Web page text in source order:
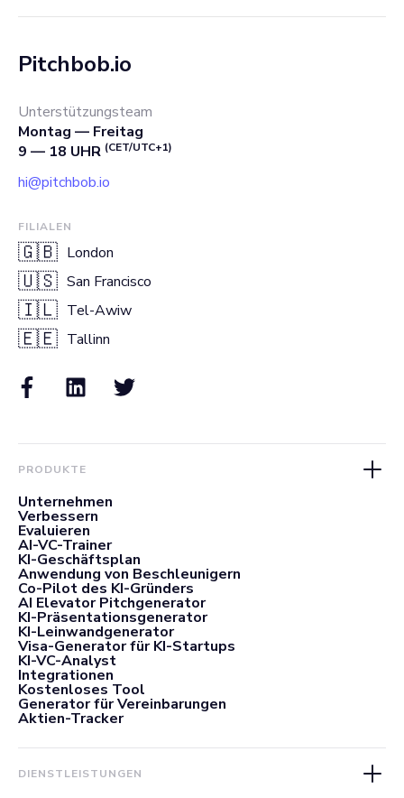
Pitchbob.io
Unterstützungsteam
Montag — Freitag
9 — 18 UHR (CET/UTC+1)
hi@pitchbob.io
FILIALEN
🇬🇧 London
🇺🇸 San Francisco
🇮🇱 Tel-Awiw
🇪🇪 Tallinn
PRODUKTE
Unternehmen
Verbessern
Evaluieren
AI-VC-Trainer
KI-Geschäftsplan
Anwendung von Beschleunigern
Co-Pilot des KI-Gründers
AI Elevator Pitchgenerator
KI-Präsentationsgenerator
KI-Leinwandgenerator
Visa-Generator für KI-Startups
KI-VC-Analyst
Integrationen
Kostenloses Tool
Generator für Vereinbarungen
Aktien-Tracker
DIENSTLEISTUNGEN